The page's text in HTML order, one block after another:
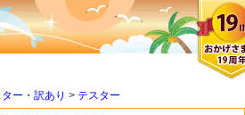
ー・訳あり テスター